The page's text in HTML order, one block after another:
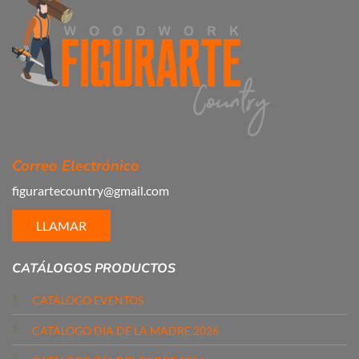
Correo Electrónico
figurartecountry@gmail.com
LLAMAR
CATÁLOGOS PRODUCTOS
CATÁLOGO EVENTOS
CATÁLOGO DÍA DE LA MADRE 2026